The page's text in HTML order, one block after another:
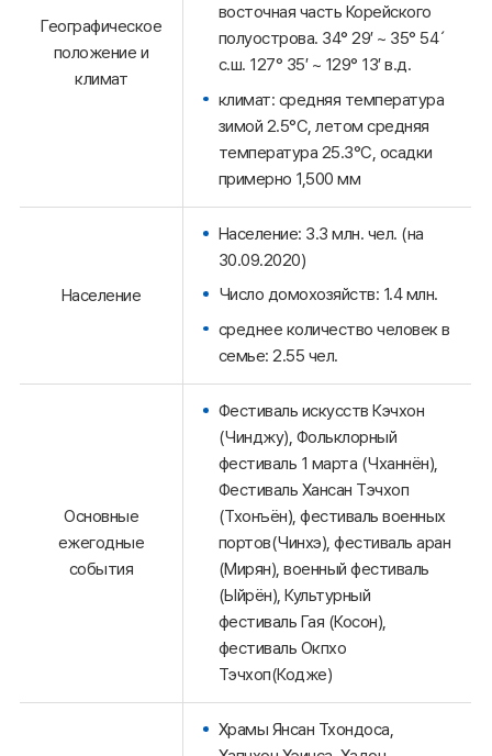
Географическое
положение и
климат
восточная часть Корейского
полуострова. 34° 29′ ~ 35° 54´
с.ш. 127° 35′ ~ 129° 13′ в.д.
климат: средняя температура
зимой 2.5°C, летом средняя
температура 25.3°C, осадки
примерно 1,500 мм
Население
Население: 3.3 млн. чел. (на
30.09.2020)
Число домохозяйств: 1.4 млн.
среднее количество человек в
семье: 2.55 чел.
Основные
ежегодные
события
Фестиваль искусств Кэчхон
(Чинджу), Фольклорный
фестиваль 1 марта (Чханнён),
Фестиваль Хансан Тэчхоп
(Тхонъён), фестиваль военных
портов(Чинхэ), фестиваль аран
(Мирян), военный фестиваль
(Ыйрён), Культурный
фестиваль Гая (Косон),
фестиваль Окпхо
Тэчхоп(Кодже)
Храмы Янсан Тхондоса,